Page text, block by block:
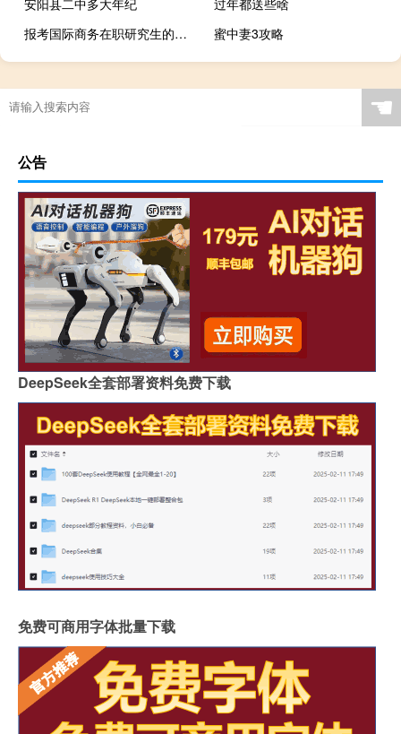
报考国际商务在职研究生的就业前景怎么样
蜜中妻3攻略
☚
公告
DeepSeek全套部署资料免费下载
免费可商用字体批量下载